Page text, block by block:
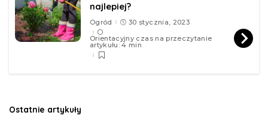
najlepiej?
Ogród
30 stycznia, 2023
Orientacyjny czas na przeczytanie
artykułu: 4 min
Ostatnie artykuły